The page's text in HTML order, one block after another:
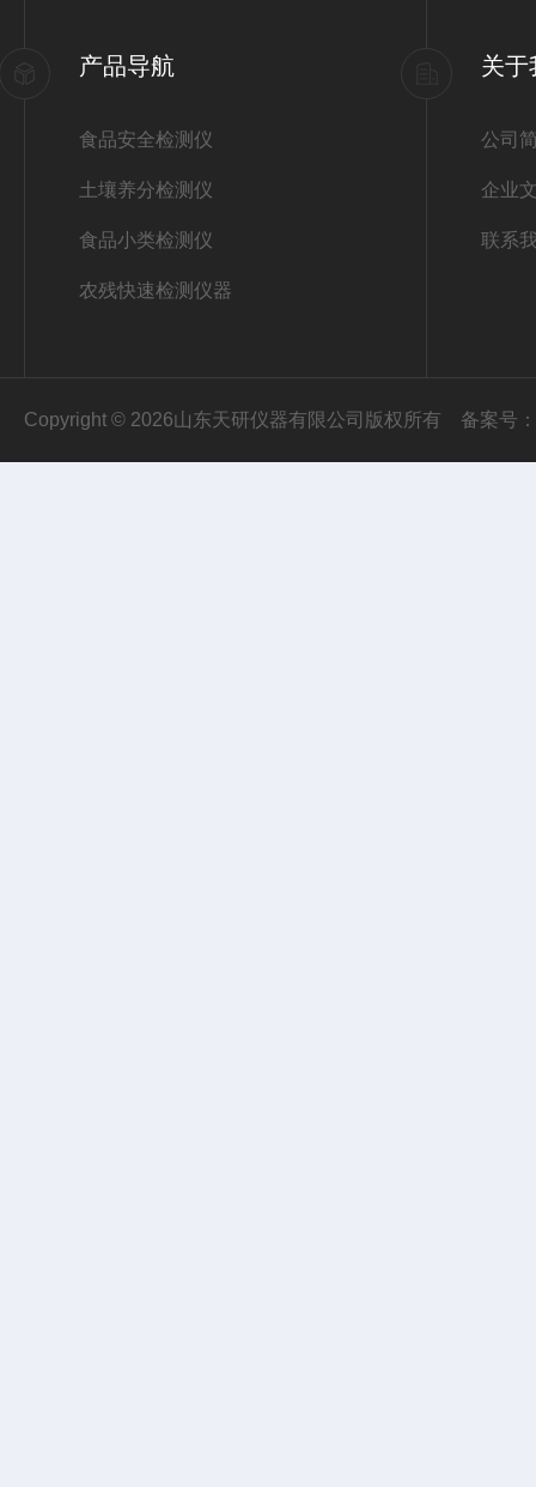
产品导航
食品安全检测仪
土壤养分检测仪
食品小类检测仪
农残快速检测仪器
关于
公司
企业
联系
Copyright © 2026山东天研仪器有限公司版权所有 备案号